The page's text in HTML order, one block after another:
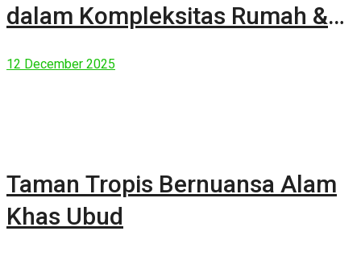
dalam Kompleksitas Rumah &
12 December 2025
Taman Tropis Bernuansa Alam
Khas Ubud